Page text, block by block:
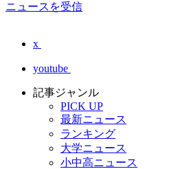
ニュースを受信
x
youtube
記事ジャンル
PICK UP
最新ニュース
ランキング
大学ニュース
小中高ニュース